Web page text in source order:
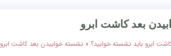
بعد کاشت ابرو
ابرو باید نشسته خوابید؟ » نشسته خوابیدن بعد کاشت ابرو